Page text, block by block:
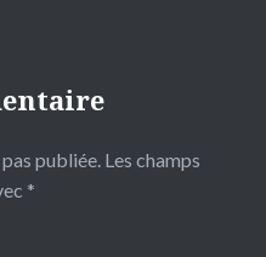
publiée. Les champs
*